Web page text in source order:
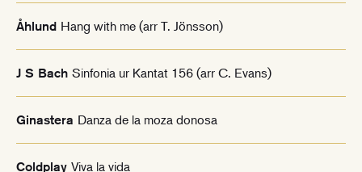
Åhlund Hang with me (arr T. Jönsson)
J S Bach Sinfonia ur Kantat 156 (arr C. Evans)
Ginastera Danza de la moza donosa
Coldplay Viva la vida